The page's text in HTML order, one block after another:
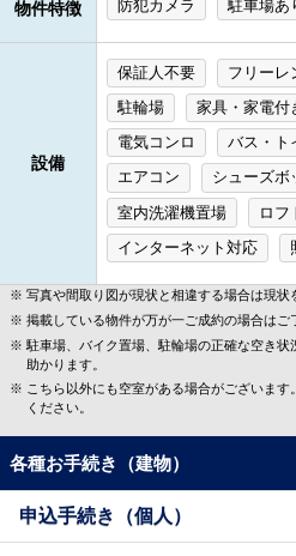
物件特徴 防犯カメラ 駐車場あ
設備
保証人不要 フリーレ
駐輪場
家具・家電付
電気コンロ
バス・ト
エアコン
シューズボ
室内洗濯機置場
ロフ
インターネット対応
写真や間取り図が現状と相違する場合は現状
掲載している物件が万が一ご成約の場合はご
駐車場、バイク置場、駐輪場の正確な空き
助かります。
こちら以外にも空室がある場合がございま
ください。
各種お手続き（建物）
申込手続き（個人）